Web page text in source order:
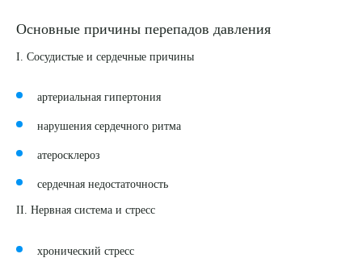
Основные причины перепадов давления
I. Сосудистые и сердечные причины
артериальная гипертония
нарушения сердечного ритма
атеросклероз
сердечная недостаточность
II. Нервная система и стресс
хронический стресс